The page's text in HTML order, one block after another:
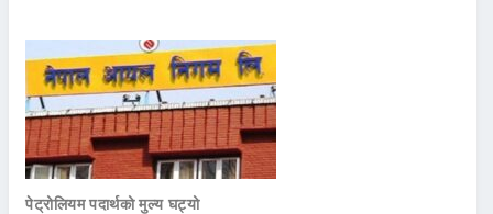
पेट्रोलियम पदार्थको मुल्य घट्यो